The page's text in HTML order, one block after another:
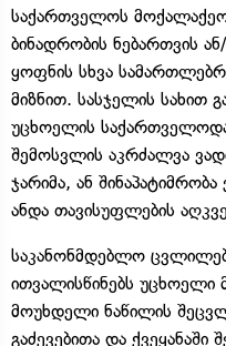
საქართველოს
ბინადრობის ნებართვის
ყოფნის სხვა
მიზნით. სასჯელის სახით
უცხოელის
შემოსვლის აკრძალვა
ჯარიმა, ან
ანდა თავისუფლების
საკანონმდებლო
ითვალისწინებს უცხოელი
მოუხდელი ნაწილის
გაძევებითა და